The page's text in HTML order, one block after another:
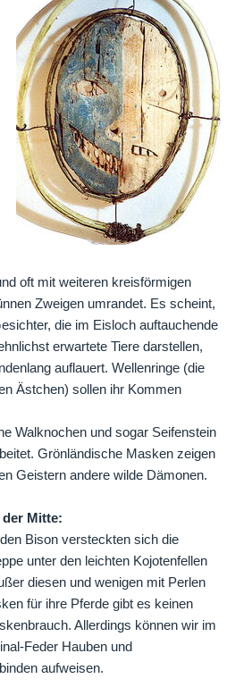
oft mit weiteren kreisförmigen
Zweigen umrandet. Es scheint,
die im Eisloch auftauchende
erwartete Tiere darstellen,
auflauert. Wellenringe (die
Ästchen) sollen ihr Kommen
Walknochen und sogar Seifenstein
Grönländische Masken zeigen
Geistern andere wilde Dämonen.
der Mitte:
Bison versteckten sich die
unter den leichten Kojotenfellen
diesen und wenigen mit Perlen
für ihre Pferde gibt es keinen
Allerdings können wir im
Feder Hauben und
aufweisen.